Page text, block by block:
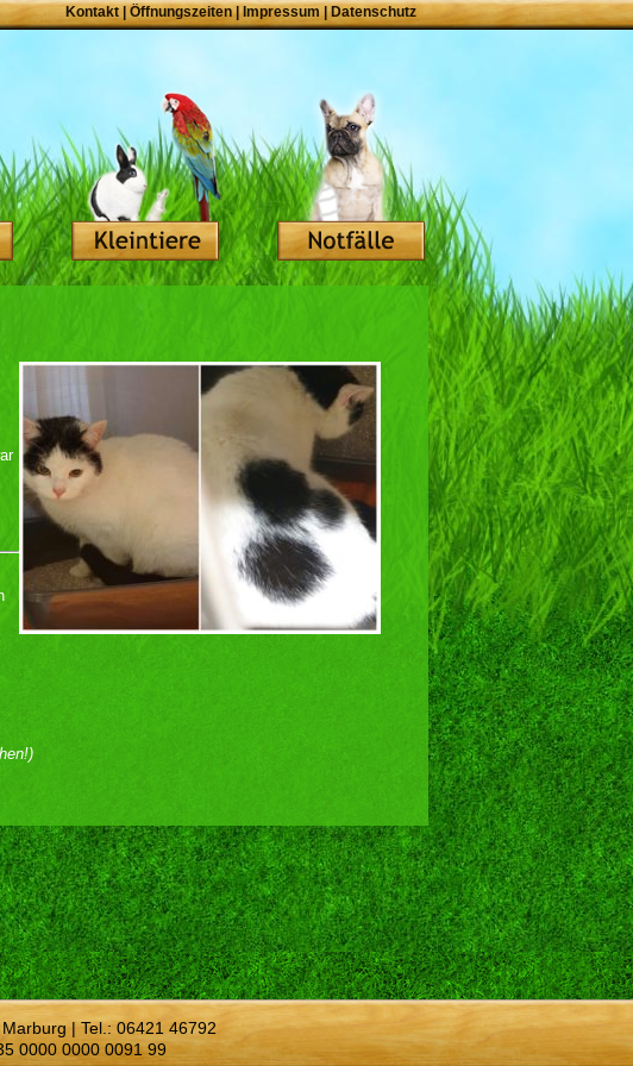
Kontakt Öffnungszeiten| Impressum|Datenschutz
| Tel.: 06421 46792
0000 0000 0091 99